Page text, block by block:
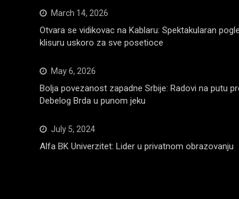
March 14, 2026
Otvara se vidikovac na Kablaru: Spektakularan
klisuru uskoro za sve posetioce
May 6, 2026
Bolja povezanost zapadne Srbije: Radovi na putu
Debelog Brda u punom jeku
July 5, 2024
Alfa BK Univerzitet: Lider u privatnom obrazovanju